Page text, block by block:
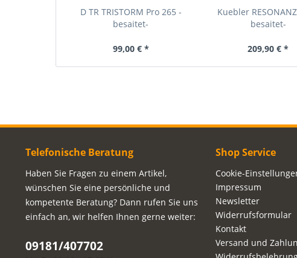
D TR TRISTORM Pro 265 -
besaitet-
99,00 € *
Kuebler
besaitet-
209,90 € *
Telefonische Beratung
Haben Sie Fragen zu einem Artikel,
wünschen Sie eine persönliche und
kompetente Beratung? Dann rufen Sie uns
einfach an, wir helfen Ihnen gerne weiter:
09181/407702
Shop Service
Cookie-
Impressum
Newsletter
Widerrufsformular
Kontakt
Versand und